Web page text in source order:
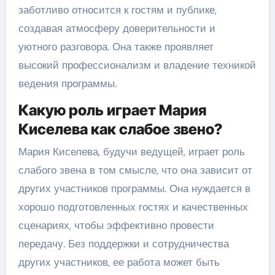
заботливо относится к гостям и публике,
создавая атмосферу доверительности и
уютного разговора. Она также проявляет
высокий профессионализм и владение техникой
ведения программы.
Какую роль играет Мария
Киселева как слабое звено?
Мария Киселева, будучи ведущей, играет роль
слабого звена в том смысле, что она зависит от
других участников программы. Она нуждается в
хорошо подготовленных гостях и качественных
сценариях, чтобы эффективно провести
передачу. Без поддержки и сотрудничества
других участников, ее работа может быть